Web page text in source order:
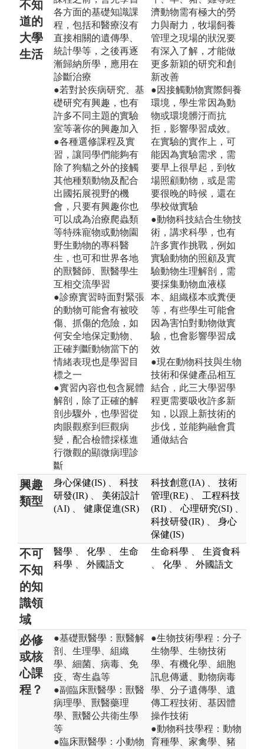
不知
道的
大學
生活
各方面的基礎知識課
程，包括和醫療沒有
直接相關的遺傳學、
統計學等，之後再逐
漸歸納所學，應用在
診斷治療
●若對於疾病研究、基
礎研究有興趣，也有
許多不同主題的實驗
室等著你的興趣加入
●各種選修課程及實
習，讓同學們能夠有
除了狗貓之外的接觸
其他種類動物及配合
出國拓展視野的機
會，只要有興趣你也
可以成為治療爬蟲類
等特殊寵物或動物園
野生動物的專科醫
生，也可和世界各地
的獸醫師、獸醫學生
互相交流學習
●診療實習時面對緊張
的動物可能會有被咬
傷、抓傷的危險，如
何安全地保定動物、
正確判斷動物當下的
情緒表現也是學習目
標之一
●實習內容也包含屍體
解剖，除了正確的解
剖步驟外，也學習從
肉眼觀察到巨觀病
變，配合檢體採樣進
行微觀的顯微病理診
斷
濟動物需有極大的勞
力與耐力，牧場飼養
管理之現場的狀況要
有深入了解，才能做
更多新穎的研究和創
新改善
●因接觸動物實際飼養
環境，學生常因為動
物或環境髒汙而抗
拒，影響學習成效。
在實驗的實作上，可
能因為實驗需求，需
要早上很早起，到牧
場照顧動物，或是需
要很晚的時候，還在
學校做實驗
●動物科技結合生物技
術，講求科學，也有
許多實作挑戰，例如
實驗動物的照顧及實
驗動物生理解剖，需
要採集動物血液樣
本、組織樣本或糞便
等，有些學生可能會
因為害怕對動物做實
驗，也會影響學習成
效
●現在動物科技與生物
技術和保健產品相互
結合，此三大學習學
程更需要吸收許多新
知，以跟上新技術的
步伐，並能夠融會貫
通做結合
興趣
類型
身心保健(IS)
科技
研發(IR)
美術設計
(AI)
健康促進(SR)
科技創意(IA)
技術
管理(RE)
工程科技
(RI)
心理研究(SI)
科技研發(IR)
身心
保健(IS)
不可
不知
的知
識領
域
醫學 化學
生命
科學
外國語文
生命科學
生資食科
化學 外國語文
必修
或核
心課
程？
●基礎獸醫學：獸醫解
剖、生理學、組織
學、細菌、病毒、免
疫、寄生蟲等
●副臨床獸醫學：獸醫
病理學、獸醫藥理
學、獸醫公共衛生學
等
●臨床獸醫學：小動物
●生物技術學程：分子
生物學、生物技術
學、有機化學、細胞
訊息傳遞、動物病毒
學、分子遺傳學、遺
傳工程技術、基因體
操作技術
●動物科技學程：動物
育種學、家禽學、豬